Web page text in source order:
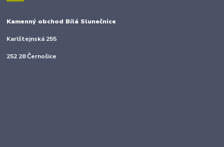
Kamenný obchod Bílá Slunečnice
Karlštejnská 255
252 28 Černošice